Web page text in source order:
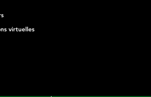
virtuelles